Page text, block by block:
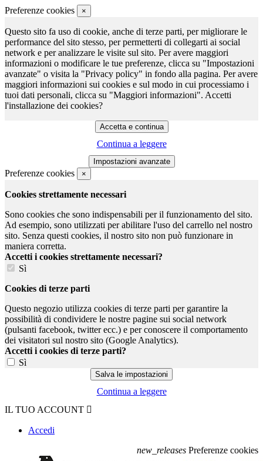
Preferenze cookies ×
Questo sito fa uso di cookie, anche di terze parti, per migliorare le
performance del sito stesso, per permetterti di collegarti ai social
network e per analizzare le visite sul sito. Per avere maggiori
informazioni o modificare le tue preferenze, clicca su "Impostazioni
avanzate" o visita la "Privacy policy" in fondo alla pagina. Per avere
maggiori informazioni sui cookies e sul modo in cui processiamo i
tuoi dati personali, clicca su "Maggiori informazioni". Accetti
l'installazione dei cookies?
Continua a leggere
Preferenze cookies ×
Cookies strettamente necessari
Sono cookies che sono indispensabili per il funzionamento del sito.
Ad esempio, sono utilizzati per abilitare l'uso del carrello nel nostro
sito. Senza questi cookies, il nostro sito non può funzionare in
maniera corretta.
Accetti i cookies strettamente necessari?
Sì
Cookies di terze parti
Questo negozio utilizza cookies di terze parti per garantire la
possibilità di condividere le nostre pagine sui social network
(pulsanti facebook, twitter ecc.) e per conoscere il comportamento
dei visitatori sul nostro sito (Google Analytics).
Accetti i cookies di terze parti?
Sì
Continua a leggere
IL TUO ACCOUNT 
Accedi
new_releases Preferenze cookies